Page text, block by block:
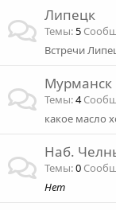
Липецк
Темы 5
Встречи
Мурманск
Темы 4
какое масло
Наб.
Темы 0
Нет